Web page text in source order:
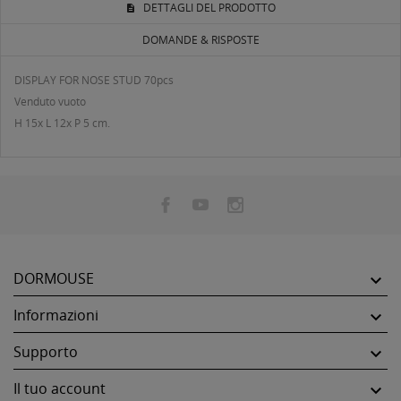
DETTAGLI DEL PRODOTTO
DOMANDE & RISPOSTE
DISPLAY FOR NOSE STUD 70pcs
Venduto vuoto
H 15x L 12x P 5 cm.
DORMOUSE 
Informazioni 
Supporto 
Il tuo account 